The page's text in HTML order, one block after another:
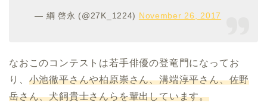
— 綱 啓永 (@27K_1224) November 26, 2017
なおこのコンテストは若手俳優の登竜門になってお
り、 小池徹平さんや柏原崇さん、溝端淳平さん、佐野
岳さん、犬飼貴士さんらを輩出しています。